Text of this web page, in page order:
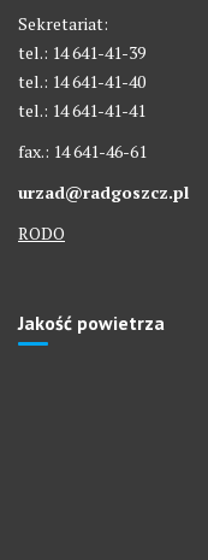
Sekretariat:
tel.: 14 641-41-39
tel.: 14 641-41-40
tel.: 14 641-41-41
fax.: 14 641-46-61
urzad@radgoszcz.pl
RODO
Jakość powietrza